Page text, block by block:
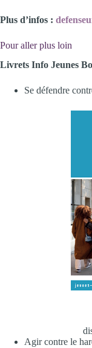
Plus d’infos :
Pour aller plus loin
Livrets Info Jeunes
Se défendre
Agir contre le